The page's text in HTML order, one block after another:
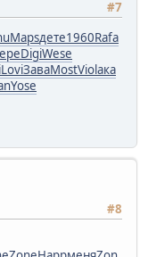
#7
Mapsдете1960Rafa
DigiWese
LoviЗаваMostViolака
Yose
#8